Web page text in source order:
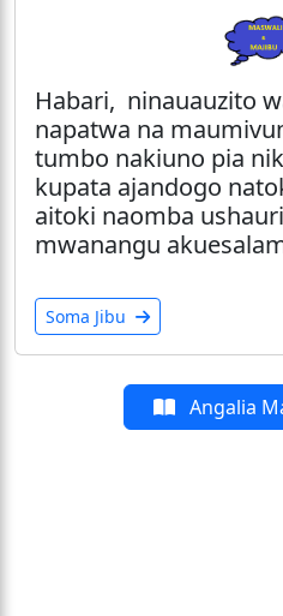
Habari, ninauauzito
napatwa na
tumbo nakiuno pia
kupata ajandogo
aitoki naomba
mwanangu
Soma Jibu
Angalia